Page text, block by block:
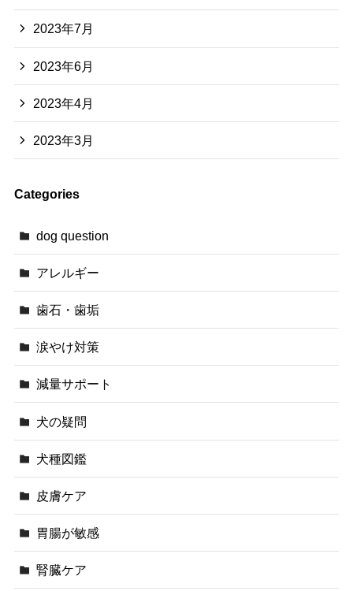
2023年7月
2023年6月
2023年4月
2023年3月
Categories
dog question
アレルギー
歯石・歯垢
涙やけ対策
減量サポート
犬の疑問
犬種図鑑
皮膚ケア
胃腸が敏感
腎臓ケア